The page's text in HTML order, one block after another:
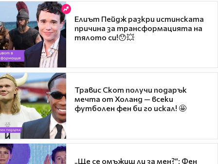
Елиът Пейдж разкри истинската
причина за трансформацията на
тялото си!😯💥
Травис Скот получи подарък
мечта от Холанд — всеки
футболен фен би го искал! 🤩
„Ще се омъжиш ли за мен?“: Фен